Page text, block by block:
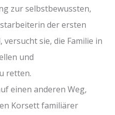
zur selbstbewussten,
der ersten
sie, die Familie in
und
retten.
einen anderen Weg,
Korsett familiärer